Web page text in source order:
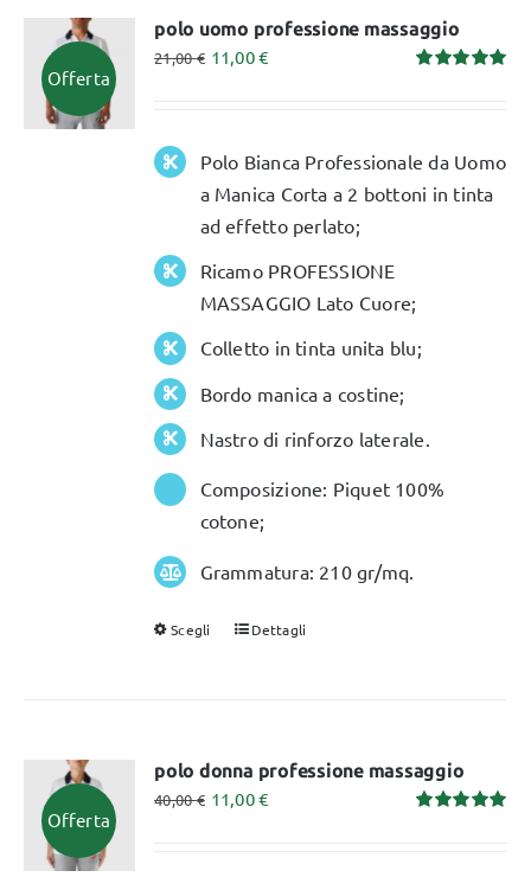
Categorie
Professionisti Certificati
Offerta
polo uomo professione massaggio
21,00€ 11,00€
Polo Bianca Professionale da Uomo
a Manica Corta a 2 bottoni in tinta
ad effetto perlato;
Ricamo PROFESSIONE
MASSAGGIO Lato Cuore;
Colletto in tinta unita blu;
Bordo manica a costine;
Nastro di rinforzo laterale.
Composizione: Piquet 100%
cotone;
Grammatura: 210 gr/mq.
Scegli
Questo
varianti.
Le
Dettagli
Offerta
polo donna professione massaggio
40,00€ 11,00€